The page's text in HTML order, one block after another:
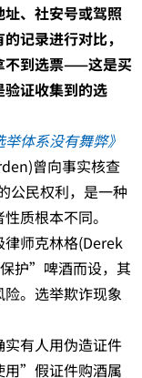
、社安号或驾照
记录进行对比，
不到选票——这是买
证收集到的选
体系没有舞弊》
曾向事实核查
公民权利，是一种
质根本不同。
律师克林格(Derek
护”啤酒而设，其
。选举欺诈现象
有人用伪造证件
用”假证件购酒属